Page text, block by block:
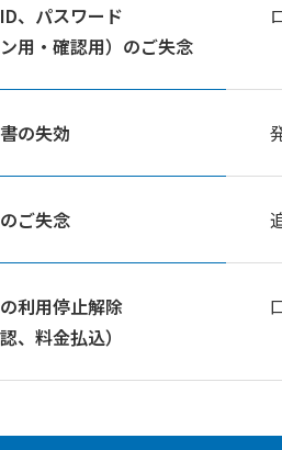
、パスワード
ン用・確認用）のご失念
の失効
ご失念
利用停止解除
、料金払込）